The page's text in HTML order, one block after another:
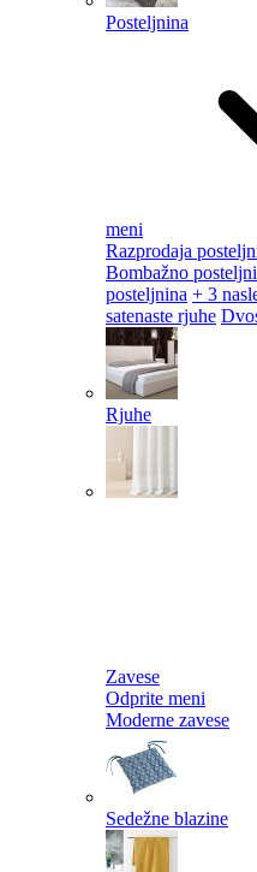
Posteljnina
meni
Razprodaja
Bombažno
posteljnina + 3
satenaste rjuhe
Rjuhe
Zavese
Odprite meni
Moderne zavese
Sedežne blazine